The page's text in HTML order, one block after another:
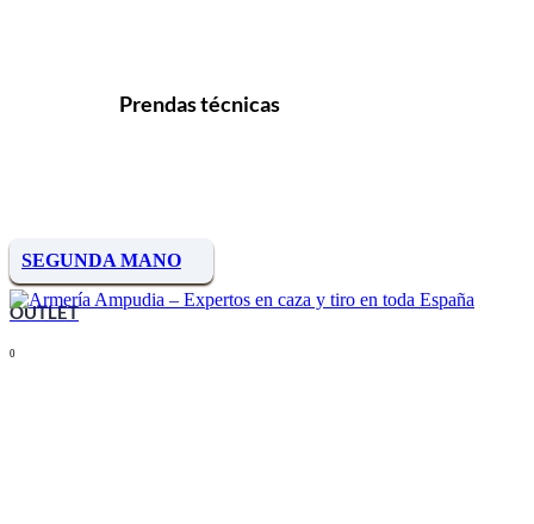
Prendas técnicas
SEGUNDA MANO
OUTLET
0